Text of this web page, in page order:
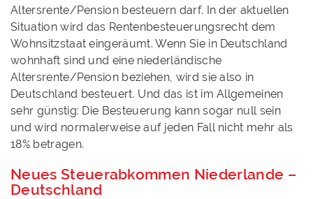
Altersrente/Pension besteuern darf. In der aktuellen
Situation wird das Rentenbesteuerungsrecht dem
Wohnsitzstaat eingeräumt. Wenn Sie in Deutschland
wohnhaft sind und eine niederländische
Altersrente/Pension beziehen, wird sie also in
Deutschland besteuert. Und das ist im Allgemeinen
sehr günstig: Die Besteuerung kann sogar null sein
und wird normalerweise auf jeden Fall nicht mehr als
18% betragen.
Neues Steuerabkommen Niederlande –
Deutschland